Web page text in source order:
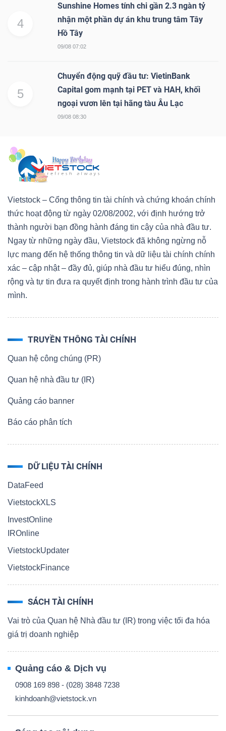
4
Sunshine Homes tính chi gần 2.3 ngàn tỷ
nhận một phần dự án khu trung tâm Tây
Hồ Tây
09/08 07:02
5
Chuyển động quỹ đầu tư: VietinBank
Capital gom mạnh tại PET và HAH, khối
ngoại vươn lên tại hãng tàu Âu Lạc
09/08 08:30
Vietstock – Cổng thông tin tài chính và chứng khoán chính
thức hoạt động từ ngày 02/08/2002, với định hướng trở
thành người bạn đồng hành đáng tin cậy của nhà đầu tư.
Ngay từ những ngày đầu, Vietstock đã không ngừng nỗ
lực mang đến hệ thống thông tin và dữ liệu tài chính chính
xác – cập nhật – đầy đủ, giúp nhà đầu tư hiểu đúng, nhìn
rộng và tự tin đưa ra quyết định trong hành trình đầu tư của
mình.
TRUYỀN THÔNG TÀI CHÍNH
Quan hệ công chúng (PR)
Quan hệ nhà đầu tư (IR)
Quảng cáo banner
Báo cáo phân tích
DỮ LIỆU TÀI CHÍNH
DataFeed
VietstockXLS
InvestOnline
IROnline
VietstockUpdater
VietstockFinance
SÁCH TÀI CHÍNH
Vai trò của Quan hệ Nhà đầu tư (IR) trong việc tối đa hóa
giá trị doanh nghiệp
Quảng cáo & Dịch vụ
0908 169 898 - (028) 3848 7238
kinhdoanh@vietstock.vn